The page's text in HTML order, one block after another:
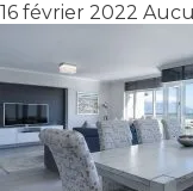
16 février 2022